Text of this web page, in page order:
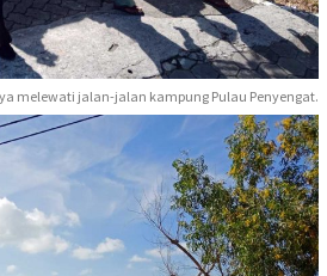
melewati jalan-jalan kampung Pulau Penyengat.